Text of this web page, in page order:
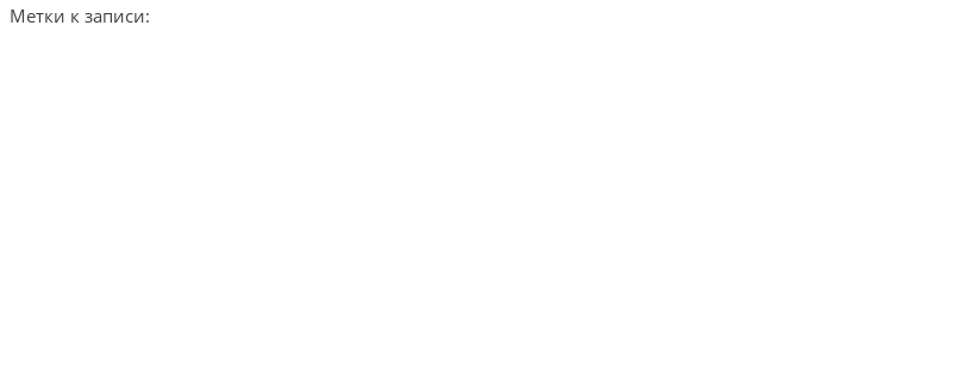
Метки к записи: